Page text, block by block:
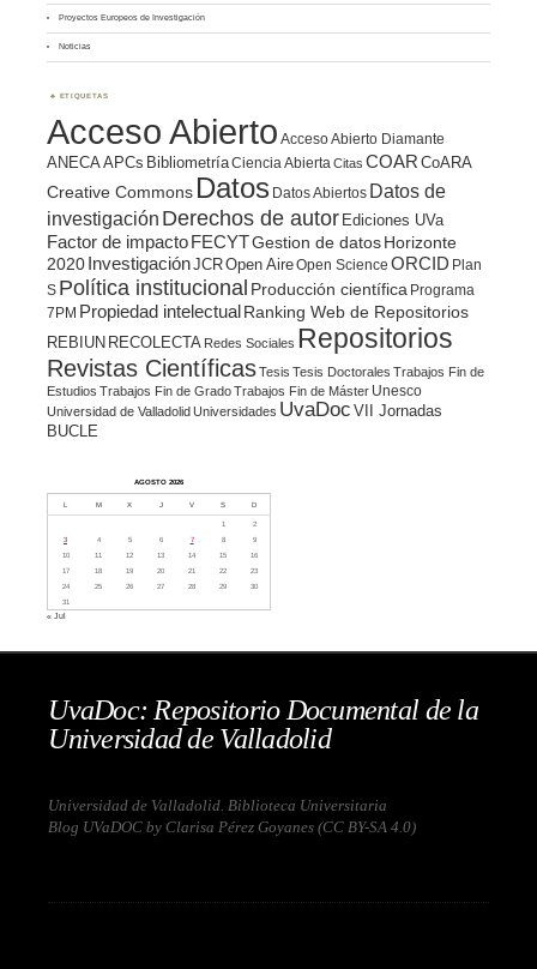
Proyectos Europeos de Investigación
Noticias
ETIQUETAS
Acceso Abierto Acceso Abierto Diamante
ANECAAPCs BibliometríaCiencia Abierta Citas COAR CoARA
Creative Commons Datos Datos Abiertos Datos de
investigación Derechos de autor Ediciones UVa
Factor de impacto FECYTGestion de datosHorizonte
2020 InvestigaciónJCROpen AireOpen Science ORCID Plan
S Política institucional Producción científica Programa
7PM Propiedad intelectualRanking Web de Repositorios
REBIUN RECOLECTA Redes Sociales Repositorios
Revistas CientíficasTesis Tesis Doctorales Trabajos Fin de
Estudios Trabajos Fin de GradoTrabajos Fin de Máster Unesco
Universidad de Valladolid Universidades UvaDoc VII Jornadas
BUCLE
AGOSTO 2026
L M X J V S D
1
2
3
4 5 6 7 8
9
10
11 12 13 14 15
16
17
18 19 20 21 22
23
24
25 26 27 28 29
30
31
« Jul
UvaDoc: Repositorio Documental de la
Universidad de Valladolid
Universidad de Valladolid. Biblioteca Universitaria
Blog UVaDOC by Clarisa Pérez Goyanes (CC BY-SA 4.0)